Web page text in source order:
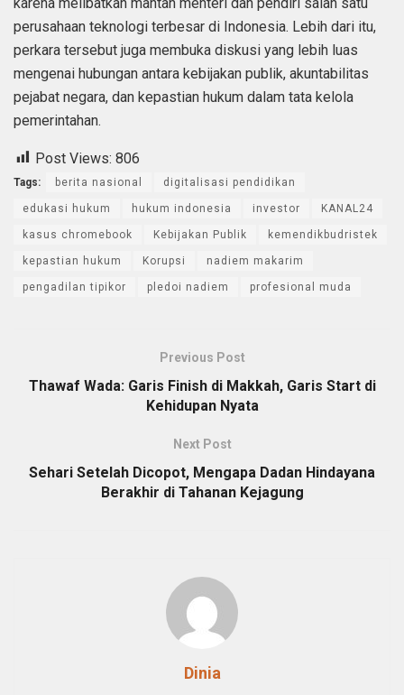
perusahaan teknologi terbesar di Indonesia. Lebih dari itu,
perkara tersebut juga membuka diskusi yang lebih luas
mengenai hubungan antara kebijakan publik, akuntabilitas
pejabat negara, dan kepastian hukum dalam tata kelola
pemerintahan.
Post Views: 806
Tags: berita nasional digitalisasi pendidikan
edukasi hukum hukum indonesia investor KANAL24
kasus chromebook Kebijakan Publik kemendikbudristek
kepastian hukum Korupsi nadiem makarim
pengadilan tipikor pledoi nadiem profesional muda
Previous Post
Thawaf Wada: Garis Finish di Makkah, Garis Start di
Kehidupan Nyata
Next Post
Sehari Setelah Dicopot, Mengapa Dadan Hindayana
Berakhir di Tahanan Kejagung
Dinia